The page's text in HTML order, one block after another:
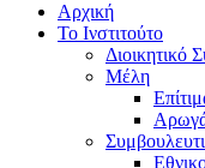
Αρχική
Το Ινστιτούτο
Διοικητικό
Μέλη